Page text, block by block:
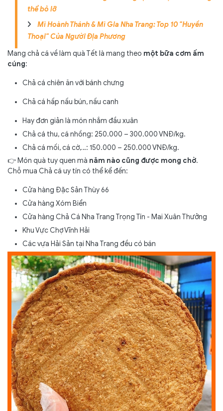
thể bỏ lỡ
Mì Hoành Thánh & Mì Gia Nha Trang: Top 10 "Huyền
Thoại" Của Người Địa Phương
Mang chả cá về làm quà Tết là mang theo một bữa cơm ấm
cúng:
Chả cá chiên ăn với bánh chưng
Chả cá hấp nấu bún, nấu canh
Hay đơn giản là món nhắm đầu xuân
Chả cá thu, cá nhồng: 250.000 – 300.000 VNĐ/kg.
Chả cá mối, cá cờ,…: 150.000 – 250.000 VNĐ/kg.
👉 Món quà tuy quen mà năm nào cũng được mong chờ.
Chỗ mua Chả cá uy tín có thể kể đến:
Cửa hàng Đặc Sản Thùy 66
Cửa hàng Xóm Biển
Cửa hàng Chả Cá Nha Trang Trọng Tín - Mai Xuân Thưởng
Khu Vực Chợ Vĩnh Hải
Các vựa Hải Sản tại Nha Trang đều có bán